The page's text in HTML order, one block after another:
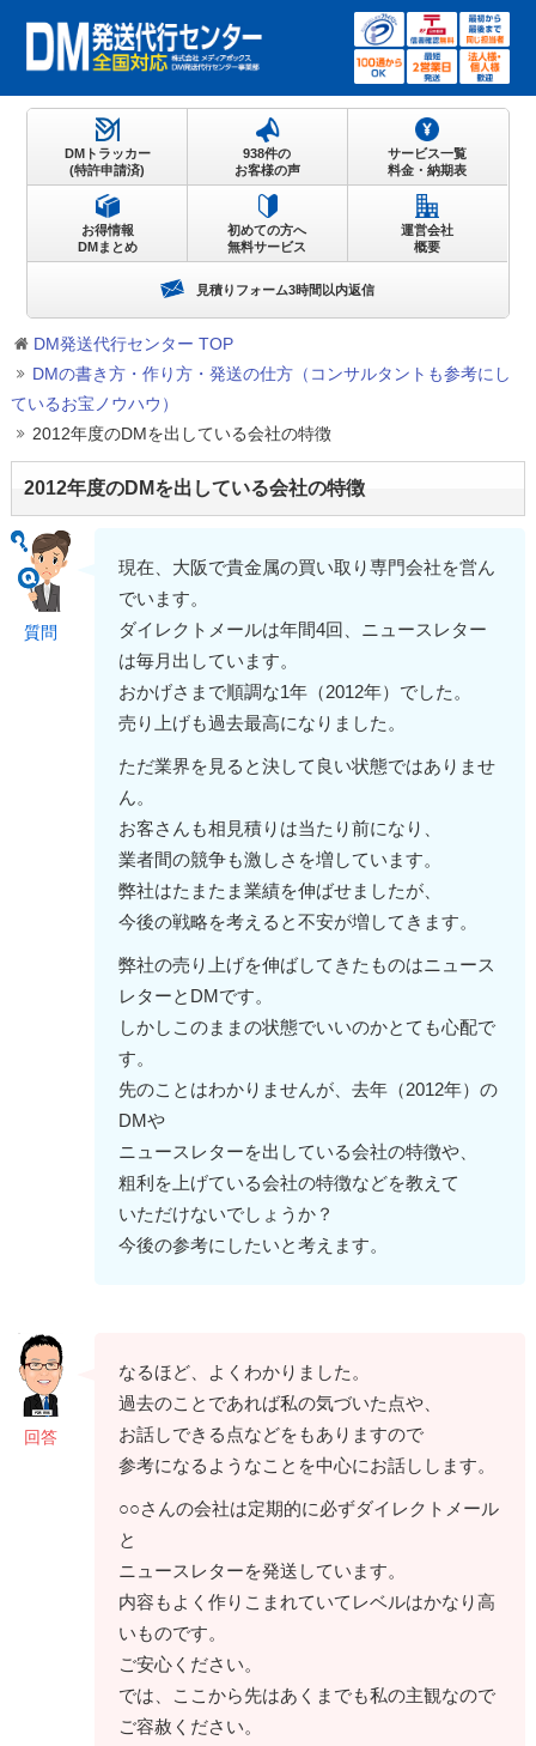
DM発送代行センター TOP
DMの書き方・作り方・発送の仕方（コンサルタントも参考にし
ているお宝ノウハウ）
2012年度のDMを出している会社の特徴
2012年度のDMを出している会社の特徴
質問
現在、大阪で貴金属の買い取り専門会社を営ん
でいます。
ダイレクトメールは年間4回、ニュースレター
は毎月出しています。
おかげさまで順調な1年（2012年）でした。
売り上げも過去最高になりました。
ただ業界を見ると決して良い状態ではありませ
ん。
お客さんも相見積りは当たり前になり、
業者間の競争も激しさを増しています。
弊社はたまたま業績を伸ばせましたが、
今後の戦略を考えると不安が増してきます。
弊社の売り上げを伸ばしてきたものはニュース
レターとDMです。
しかしこのままの状態でいいのかとても心配で
す。
先のことはわかりませんが、去年（2012年）の
DMや
ニュースレターを出している会社の特徴や、
粗利を上げている会社の特徴などを教えて
いただけないでしょうか？
今後の参考にしたいと考えます。
回答
なるほど、よくわかりました。
過去のことであれば私の気づいた点や、
お話しできる点などをもありますので
参考になるようなことを中心にお話しします。
○○さんの会社は定期的に必ずダイレクトメール
と
ニュースレターを発送しています。
内容もよく作りこまれていてレベルはかなり高
いものです。
ご安心ください。
では、ここから先はあくまでも私の主観なので
ご容赦ください。
DMトラッカー
(特許申請済)
938件の
お客様の声
サービス一覧
料金・納期表
お得情報
DMまとめ
初めての方へ
無料サービス
運営会社
概要
見積りフォーム3時間以内返信